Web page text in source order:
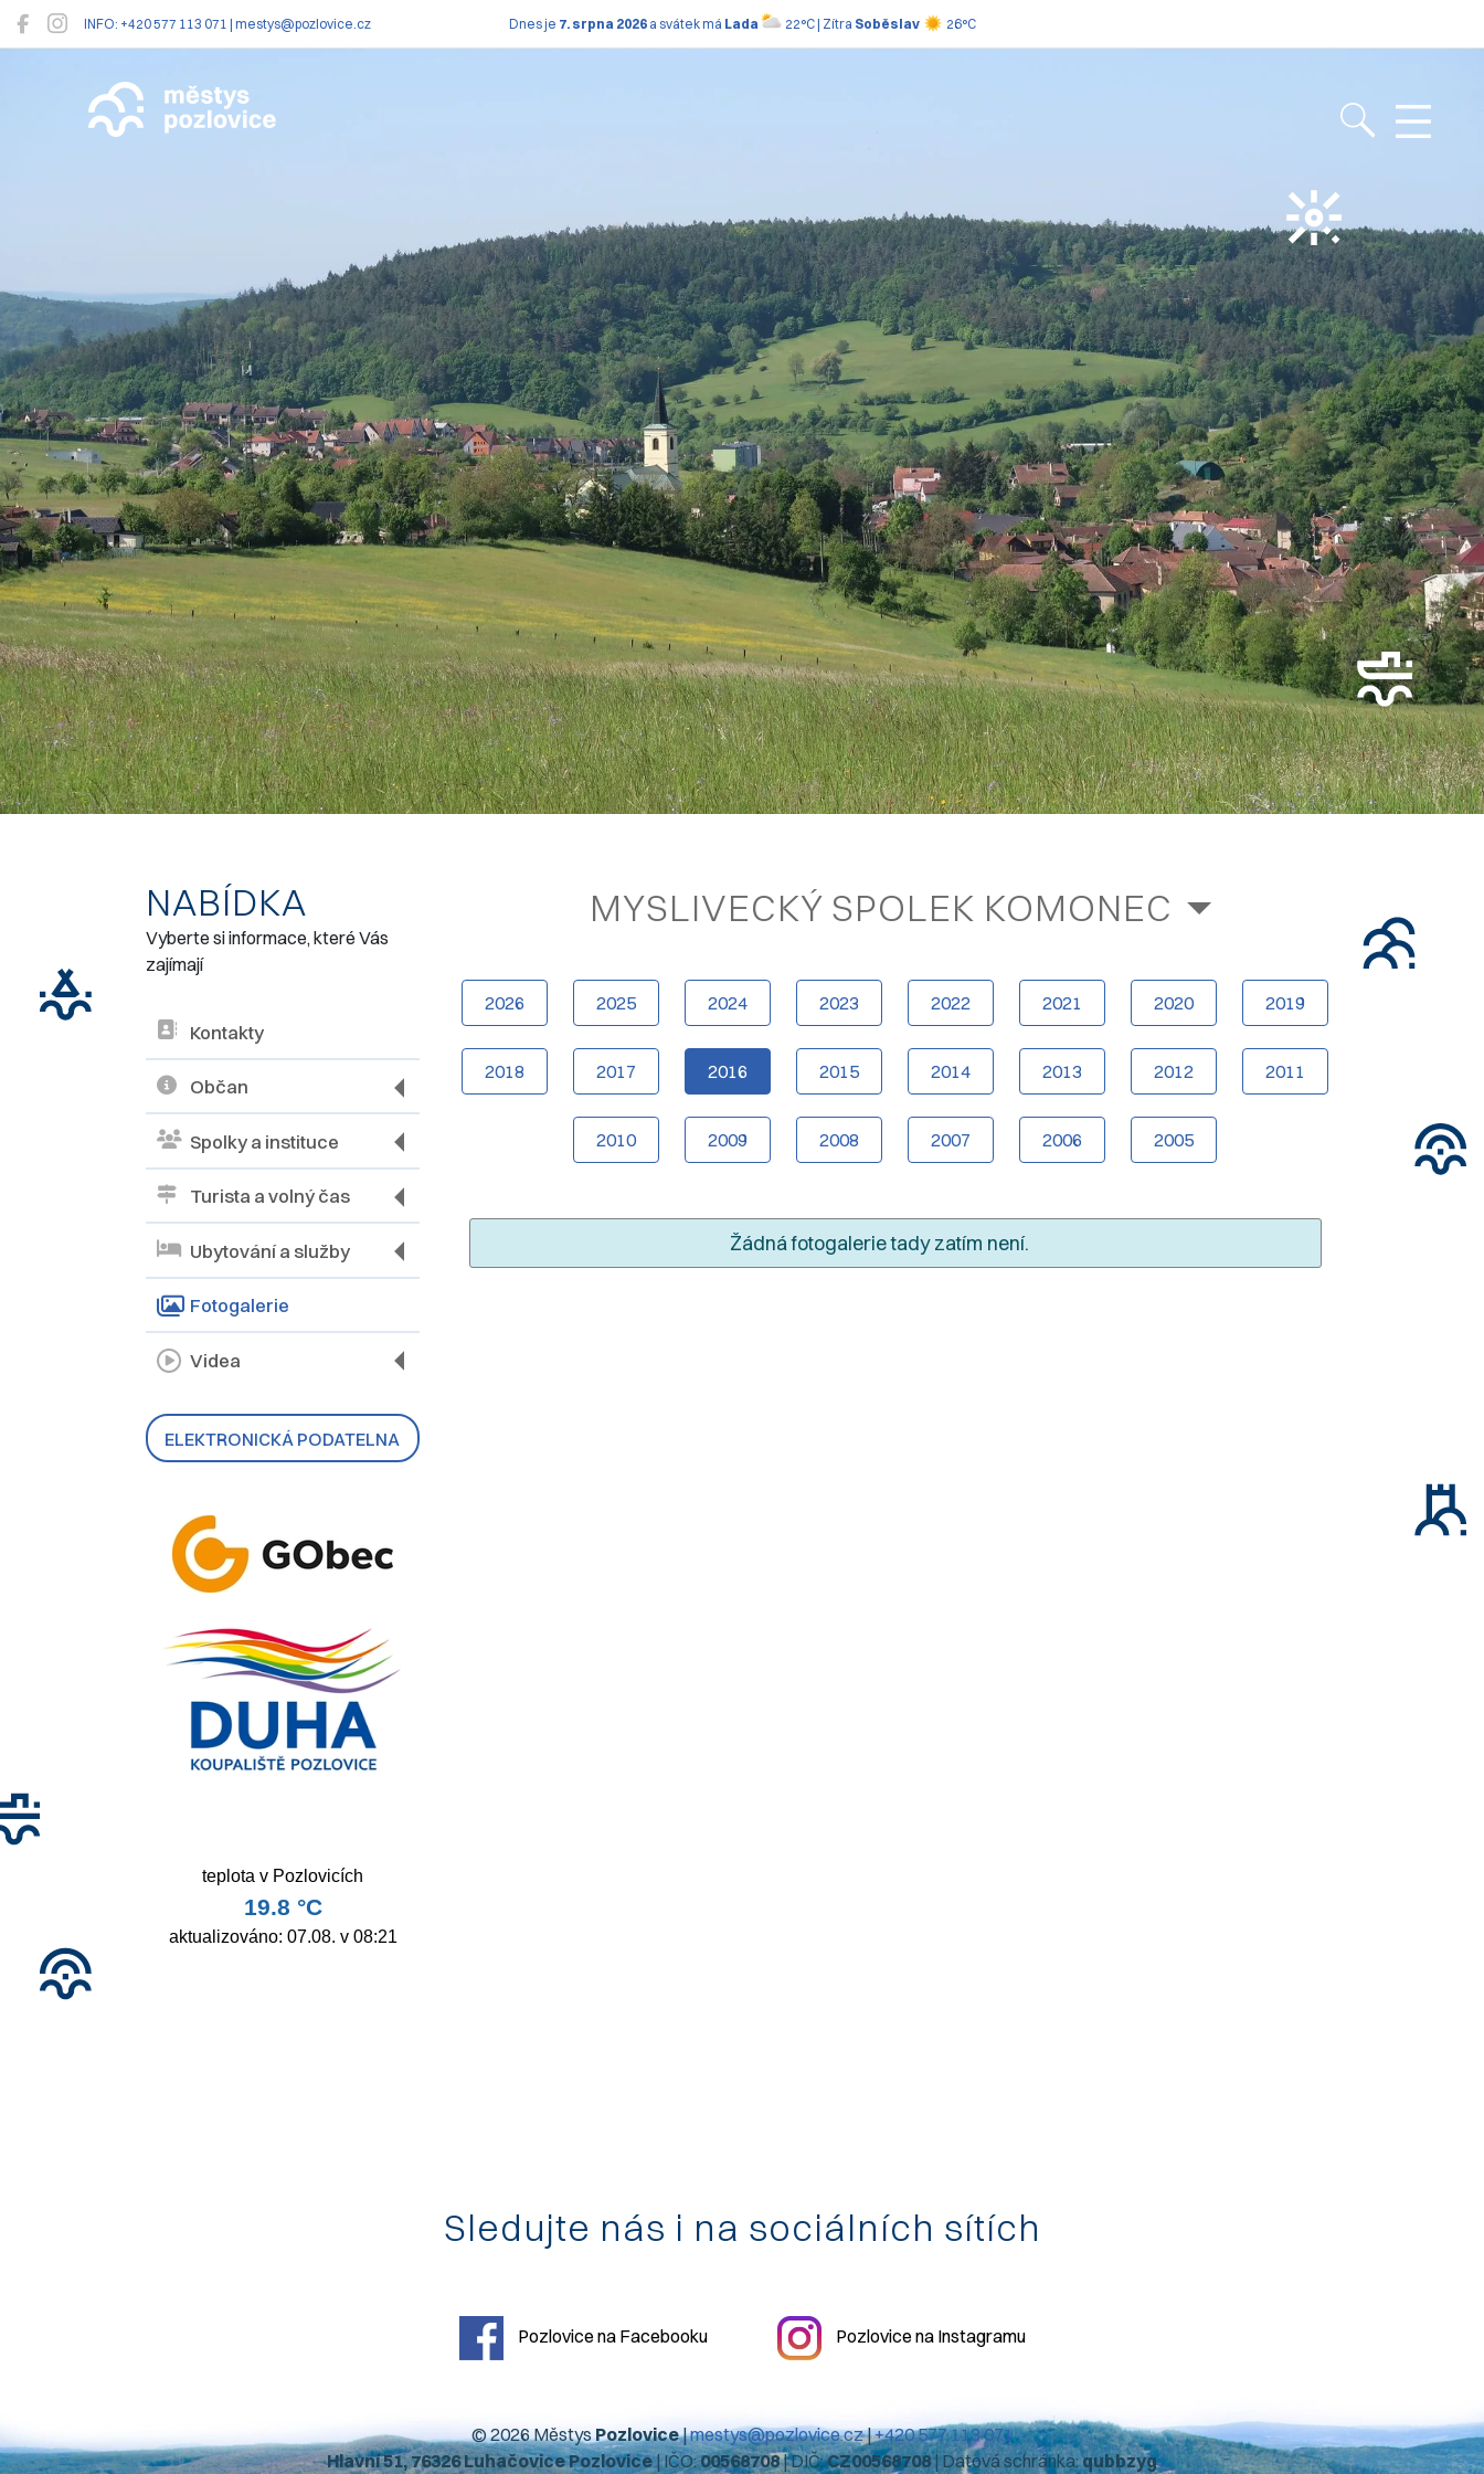
INFO: +420 577 113 071 | mestys@pozlovice.cz Dnes je 7. srpna 2026a svátek má Lada 22°C | Zítra Soběslav 26°C
Pozlovice
NABÍDKA
Vyberte si informace, které Vás
zajímají
Kontakty
Občan
Spolky a instituce
Turista a volný čas
Ubytování a služby
Fotogalerie
Videa
ELEKTRONICKÁ PODATELNA
MYSLIVECKÝ SPOLEK KOMONEC
2026 2025 2024 2023 2022 2021 2020 2019
2018 2017 2016 2015 2014 2013 2012 2011
2010 2009 2008 2007 2006 2005
Žádná fotogalerie tady zatím není.
Sledujte nás i na sociálních sítích
Pozlovice na Facebooku Pozlovice na Instagramu
© 2026 MěstysPozlovice|mestys@pozlovice.cz|+420 577 113 071
Hlavní 51, 76326 Luhačovice Pozlovice| IČO:00568708| DIČ:CZ00568708| Datová schránka:qubbzyg